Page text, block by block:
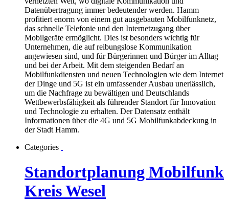
Datenübertragung immer bedeutender werden. Hamm
profitiert enorm von einem gut ausgebauten Mobilfunknetz,
das schnelle Telefonie und den Internetzugang über
Mobilgeräte ermöglicht. Dies ist besonders wichtig für
Unternehmen, die auf reibungslose Kommunikation
angewiesen sind, und für Bürgerinnen und Bürger im Alltag
und bei der Arbeit. Mit dem steigenden Bedarf an
Mobilfunkdiensten und neuen Technologien wie dem Internet
der Dinge und 5G ist ein umfassender Ausbau unerlässlich,
um die Nachfrage zu bewältigen und Deutschlands
Wettbewerbsfähigkeit als führender Standort für Innovation
und Technologie zu erhalten. Der Datensatz enthält
Informationen über die 4G und 5G Mobilfunkabdeckung in
der Stadt Hamm.
Categories
Standortplanung Mobilfunk
Kreis Wesel